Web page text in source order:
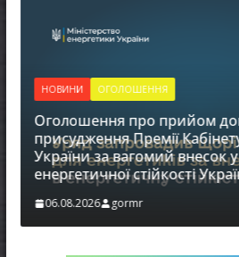
НОВИНИ ОГОЛОШЕННЯ
Оголошення про прийом
присудження Премії
України за вагомий внесок
енергетичної стійкості
06.08.2026 gormr